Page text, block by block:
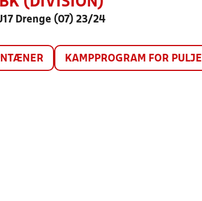
Drenge (07) 23/24
KAMPPROGRAM FOR PULJE